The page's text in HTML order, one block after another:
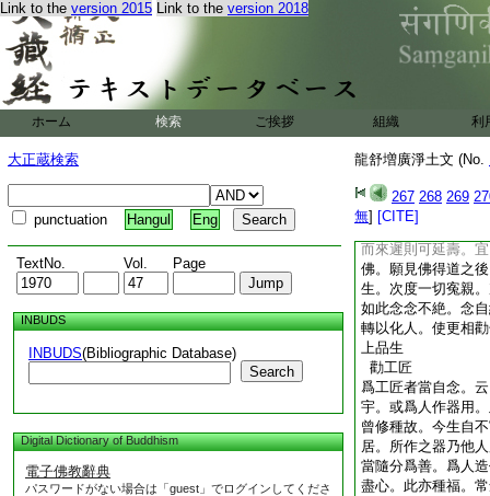
Link to the version 2015 Link to the version 2018
ホーム 検索 ご挨拶 組織 利
大正蔵検索
punctuation Hangul Eng
TextNo. Vol. Page
INBUDS
INBUDS(Bibliographic Database)
Search
Digital Dictionary of Buddhism
電子佛教辭典
パスワードがない場合は「guest」でログインしてくださ
龍舒増廣淨土文 (No.
267 268 269
無] [CITE]
衣綿絹及用皮爲鞋
以養蠶爲業。豈可
彌陀佛發大願云。
養蠶以來所殺一切
現世必獲福報。身
勸商賈
爲商賈者當自念。
是疋帛。皆由蠶命
旦命盡。隨業縁去
命若多財自然漸有
人生財數有限。急
而來遲則可延壽。
佛。願見佛得道之
生。次度一切寃親
如此念念不絶。念
轉以化人。使更相
上品生
勸工匠
爲工匠者當自念。
宇。或爲人作器用
曾修種故。今生自
居。所作之器乃他
當隨分爲善。爲人
盡心。此亦種福。